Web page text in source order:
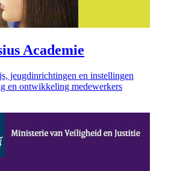
Academie
jeugdinrichtingen en instellingen
en ontwikkeling medewerkers